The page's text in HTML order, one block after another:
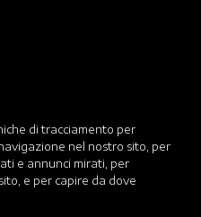
di tracciamento per
nel nostro sito, per
e annunci mirati, per
e per capire da dove